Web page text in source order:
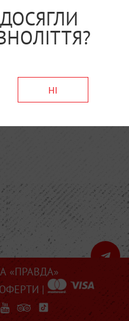
«ПРАВДА»
|
НІ